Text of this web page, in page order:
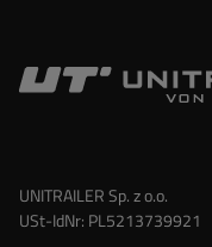
UNITRAILER Sp. z o.o.
USt-IdNr: PL5213739921